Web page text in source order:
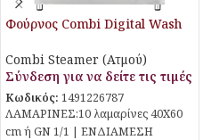
Φούρνος Combi Digital Wash
Combi Steamer (Ατμού)
Σύνδεση για να δείτε τις τιμές
Κωδικός: 1491226787
ΛΑΜΑΡΙΝΕΣ:10 λαμαρίνες 40Χ60
cm ή GN 1/1 | ΕΝΔΙΑΜΕΣΗ